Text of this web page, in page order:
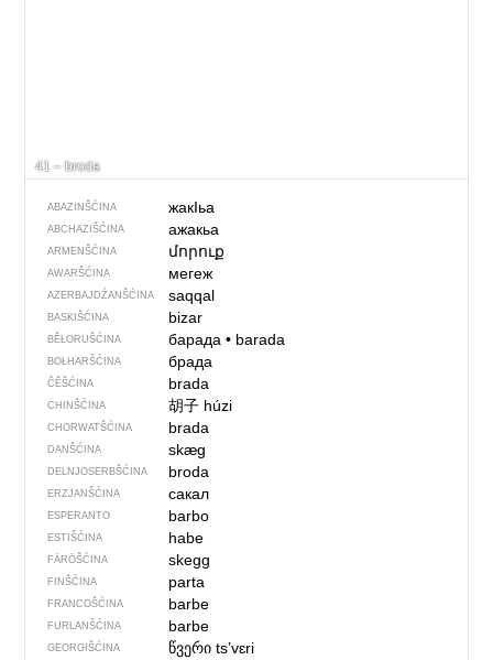
41 – broda
ABAZINŠĆINA жакIьа
ABCHAZIŠĆINA ажакьа
ARMENŠĆINA մորուք
AWARŠĆINA мегеж
AZERBAJDŹANŠĆINA saqqal
BASKIŠĆINA bizar
BĚŁORUŠĆINA барада• barada
BOŁHARŠĆINA брада
ČĚŠĆINA brada
CHINŠĆINA 胡子 húzi
CHORWATŠĆINA brada
DANŠĆINA skæg
DELNJOSERBŠĆINA broda
ERZJANŠĆINA сакал
ESPERANTO barbo
ESTIŠĆINA habe
FÄRÖŠĆINA skegg
FINŠĆINA parta
FRANCOŠĆINA barbe
FURLANŠĆINA barbe
GEORGIŠĆINA წვერიtsʼvɛri